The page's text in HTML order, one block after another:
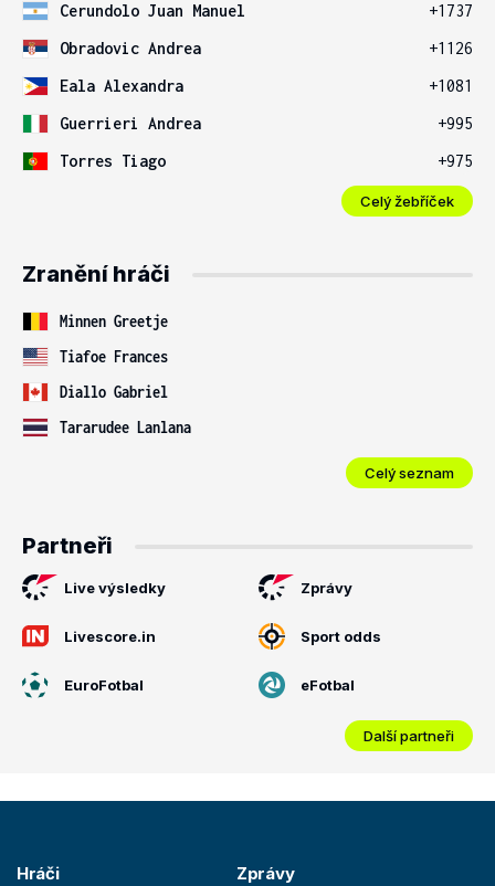
Cerundolo Juan Manuel
+1737
Obradovic Andrea
+1126
Eala Alexandra
+1081
Guerrieri Andrea
+995
Torres Tiago
+975
Celý žebříček
Zranění hráči
Minnen Greetje
Tiafoe Frances
Diallo Gabriel
Tararudee Lanlana
Celý seznam
Partneři
Live výsledky Zprávy
Livescore.in Sport odds
EuroFotbal eFotbal
Další partneři
Hráči Zprávy